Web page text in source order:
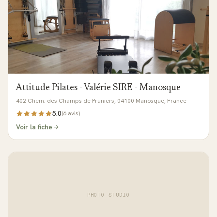
Attitude Pilates - Valérie SIRE - Manosque
402 Chem. des Champs de Pruniers, 04100 Manosque, France
5.0(6 avis)
Voir la fiche
PHOTO STUDIO